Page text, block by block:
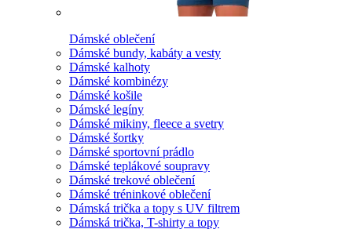
Dámské oblečení
Dámské bundy, kabáty a vesty
Dámské kalhoty
Dámské kombinézy
Dámské košile
Dámské legíny
Dámské mikiny, fleece a svetry
Dámské šortky
Dámské sportovní prádlo
Dámské teplákové soupravy
Dámské trekové oblečení
Dámské tréninkové oblečení
Dámská trička a topy s UV filtrem
Dámská trička, T-shirty a topy